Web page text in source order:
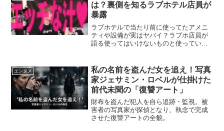
は？裏側を知るラブホテル店員が
暴露
ラブホテルで当たり前に使ってたアメニ
ティや設備が実はヤバイ？ラブホ店員が
語る使ってはいけないものと使っていい
エンタメ
私の名前を盗んだ女を追え！写真
家ジェサミン・ロベルが仕掛けた
前代未聞の「復讐アート」
財布を盗んだ犯人を自ら追跡・監視。被
害者の写真家が探偵となり、執念で完成
させた復讐アートの全貌。